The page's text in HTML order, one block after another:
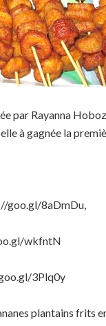
par Rayanna
à gagnée la
goo.gl/8aDmDu,
wkfntN
3Plq0y
plantains frits